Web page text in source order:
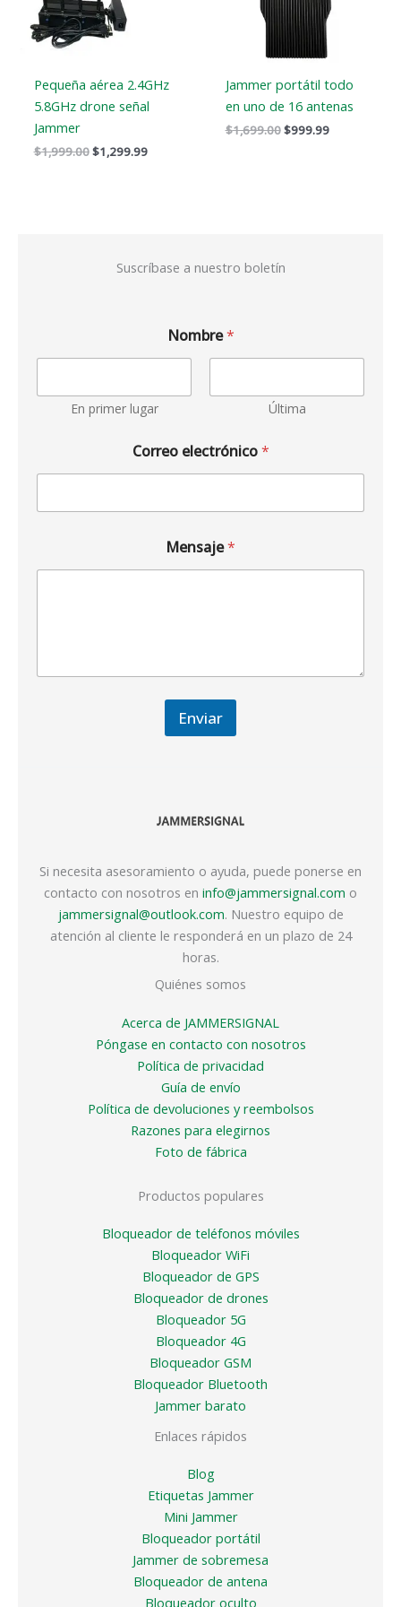
Pequeña aérea 2.4GHz
5.8GHz drone señal
Jammer
$1,999.00$1,299.99
Jammer portátil todo
en uno de 16 antenas
$1,699.00$999.99
Suscríbase a nuestro boletín
Nombre*
En primer lugar Última
Correo electrónico*
Mensaje*
Enviar
Si necesita asesoramiento o ayuda, puede ponerse en
contacto con nosotros en info@jammersignal.com o
jammersignal@outlook.com. Nuestro equipo de
atención al cliente le responderá en un plazo de 24
horas.
Quiénes somos
Acerca de JAMMERSIGNAL
Póngase en contacto con nosotros
Política de privacidad
Guía de envío
Política de devoluciones y reembolsos
Razones para elegirnos
Foto de fábrica
Productos populares
Bloqueador de teléfonos móviles
Bloqueador WiFi
Bloqueador de GPS
Bloqueador de drones
Bloqueador 5G
Bloqueador 4G
Bloqueador GSM
Bloqueador Bluetooth
Jammer barato
Enlaces rápidos
Blog
Etiquetas Jammer
Mini Jammer
Bloqueador portátil
Jammer de sobremesa
Bloqueador de antena
Bloqueador oculto